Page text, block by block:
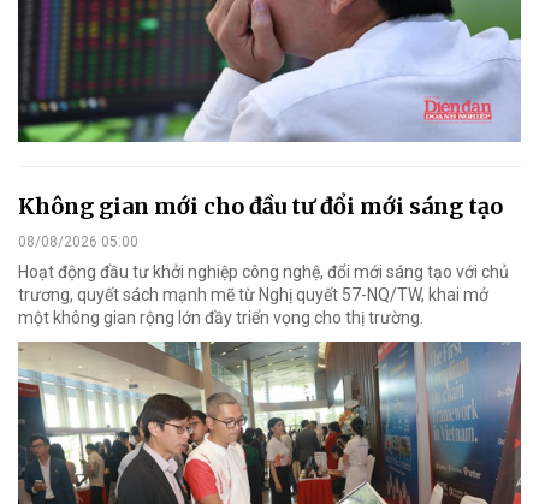
Không gian mới cho đầu tư đổi mới sáng tạo
08/08/2026 05:00
Hoạt động đầu tư khởi nghiệp công nghệ, đổi mới sáng tạo với chủ
trương, quyết sách mạnh mẽ từ Nghị quyết 57-NQ/TW, khai mở
một không gian rộng lớn đầy triển vọng cho thị trường.